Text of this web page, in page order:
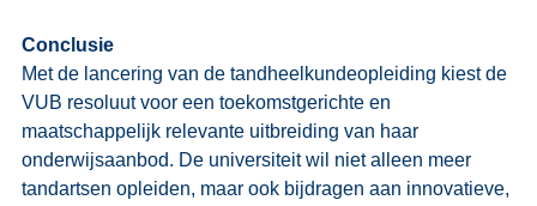
Conclusie
Met de lancering van de tandheelkundeopleiding kiest de
VUB resoluut voor een toekomstgerichte en
maatschappelijk relevante uitbreiding van haar
onderwijsaanbod. De universiteit wil niet alleen meer
tandartsen opleiden, maar ook bijdragen aan innovatieve,